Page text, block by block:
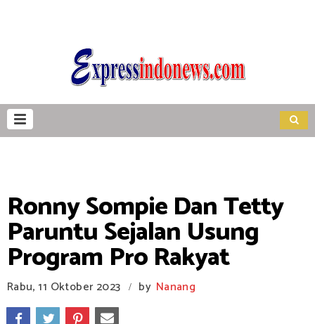
Ronny Sompie Dan Tetty
Paruntu Sejalan Usung
Program Pro Rakyat
Rabu, 11 Oktober 2023 / by Nanang